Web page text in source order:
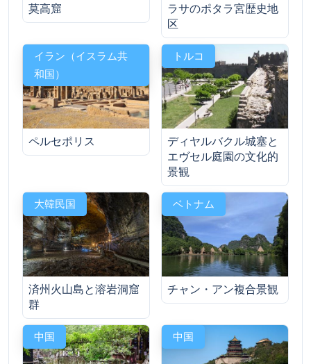
莫高窟
ラサのポタラ宮歴史地
区
イラン（イスラム共
和国）
ペルセポリス
トルコ
ディヤルバクル城塞と
エヴセル庭園の文化的
景観
大韓民国
済州火山島と溶岩洞窟
群
ベトナム
チャン・アン複合景観
中国 中国